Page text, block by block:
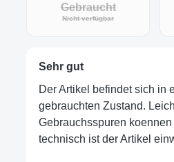
Gebraucht
Nicht verfügbar(Diese Option ist
Sehr gut
Der Artikel befindet sich in
gebrauchten Zustand.
Gebrauchsspuren
technisch ist der Artikel